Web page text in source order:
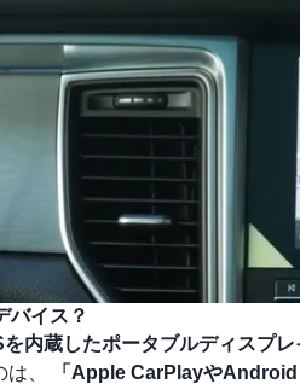
バイス？
内蔵したポータブルディスプレ
、
「Apple CarPlayやAndroid